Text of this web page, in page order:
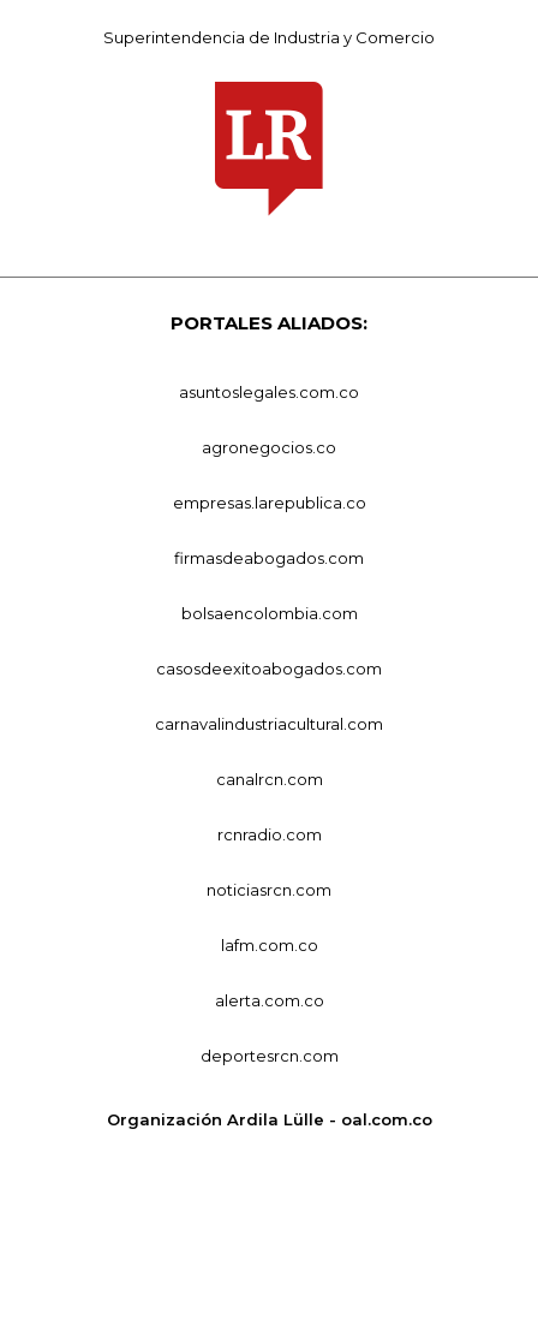
Superintendencia de Industria y Comercio
PORTALES ALIADOS:
asuntoslegales.com.co
agronegocios.co
empresas.larepublica.co
firmasdeabogados.com
bolsaencolombia.com
casosdeexitoabogados.com
carnavalindustriacultural.com
canalrcn.com
rcnradio.com
noticiasrcn.com
lafm.com.co
alerta.com.co
deportesrcn.com
Organización Ardila Lülle - oal.com.co